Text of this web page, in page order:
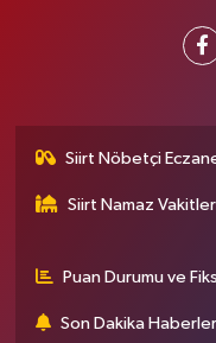
Siirt Nöbetçi
Siirt Namaz
Puan Durumu ve
Son Dakika